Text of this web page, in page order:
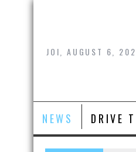
Skip
JOI, AUGUST 6,
NEWS DRIVE